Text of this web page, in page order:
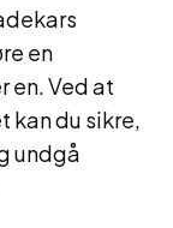
en
en. Ved at
kan du sikre,
undgå